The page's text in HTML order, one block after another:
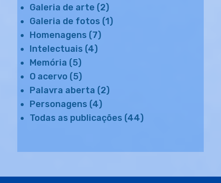
Galeria de arte (2)
Galeria de fotos (1)
Homenagens (7)
Intelectuais (4)
Memória (5)
O acervo (5)
Palavra aberta (2)
Personagens (4)
Todas as publicações (44)